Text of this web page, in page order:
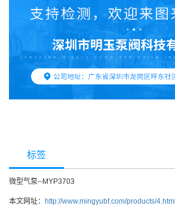
标签
微型气泵--MYP3703
本文网址： http://www.mingyubf.com/products/4.html